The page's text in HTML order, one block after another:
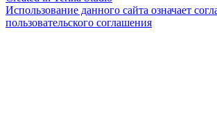
Использование данного сайта означает
пользовательского соглашения